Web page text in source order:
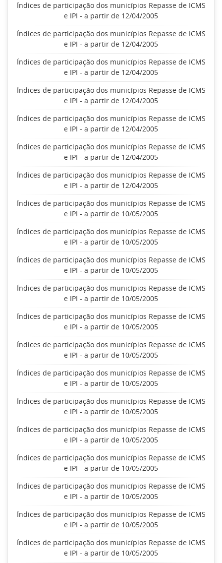
Índices de participação dos municípios Repasse de ICMS
e IPI - a partir de 12/04/2005
Índices de participação dos municípios Repasse de ICMS
e IPI - a partir de 12/04/2005
Índices de participação dos municípios Repasse de ICMS
e IPI - a partir de 12/04/2005
Índices de participação dos municípios Repasse de ICMS
e IPI - a partir de 12/04/2005
Índices de participação dos municípios Repasse de ICMS
e IPI - a partir de 12/04/2005
Índices de participação dos municípios Repasse de ICMS
e IPI - a partir de 12/04/2005
Índices de participação dos municípios Repasse de ICMS
e IPI - a partir de 12/04/2005
Índices de participação dos municípios Repasse de ICMS
e IPI - a partir de 10/05/2005
Índices de participação dos municípios Repasse de ICMS
e IPI - a partir de 10/05/2005
Índices de participação dos municípios Repasse de ICMS
e IPI - a partir de 10/05/2005
Índices de participação dos municípios Repasse de ICMS
e IPI - a partir de 10/05/2005
Índices de participação dos municípios Repasse de ICMS
e IPI - a partir de 10/05/2005
Índices de participação dos municípios Repasse de ICMS
e IPI - a partir de 10/05/2005
Índices de participação dos municípios Repasse de ICMS
e IPI - a partir de 10/05/2005
Índices de participação dos municípios Repasse de ICMS
e IPI - a partir de 10/05/2005
Índices de participação dos municípios Repasse de ICMS
e IPI - a partir de 10/05/2005
Índices de participação dos municípios Repasse de ICMS
e IPI - a partir de 10/05/2005
Índices de participação dos municípios Repasse de ICMS
e IPI - a partir de 10/05/2005
Índices de participação dos municípios Repasse de ICMS
e IPI - a partir de 10/05/2005
Índices de participação dos municípios Repasse de ICMS
e IPI - a partir de 10/05/2005